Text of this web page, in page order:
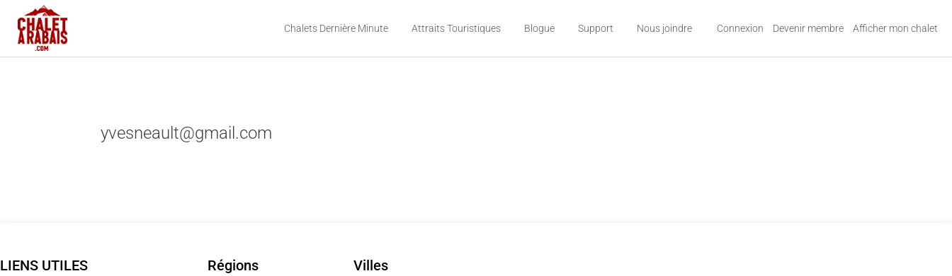
Chalets Dernière Minute Attraits Touristiques Blogue Support Nous joindre Connexion Devenir membre Afficher mon chalet
yvesneault@gmail.com
LIENS UTILES
Régions Villes